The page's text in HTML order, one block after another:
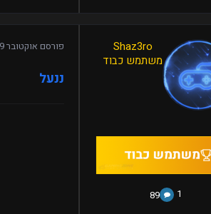
Shaz3ro
משתמש כבוד
1
89
פורסם אוקטובר 9, 2020
ננעל